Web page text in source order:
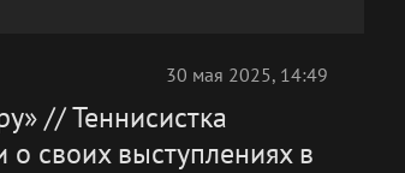
30 мая 2025, 14:49
// Теннисистка
своих выступлениях в